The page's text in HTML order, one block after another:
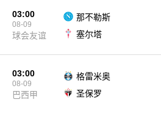
03:00
08-09
球会友谊
那不勒斯
塞尔塔
03:00
08-09
巴西甲
格雷米奥
圣保罗